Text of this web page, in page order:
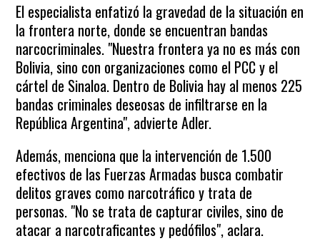
El especialista enfatizó la gravedad de la situación en
la frontera norte, donde se encuentran bandas
narcocriminales. "Nuestra frontera ya no es más con
Bolivia, sino con organizaciones como el PCC y el
cártel de Sinaloa. Dentro de Bolivia hay al menos 225
bandas criminales deseosas de infiltrarse en la
República Argentina", advierte Adler.
Además, menciona que la intervención de 1.500
efectivos de las Fuerzas Armadas busca combatir
delitos graves como narcotráfico y trata de
personas. "No se trata de capturar civiles, sino de
atacar a narcotraficantes y pedófilos", aclara.